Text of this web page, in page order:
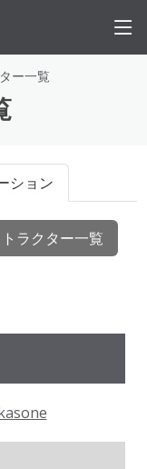
ー一覧
ション
ラクター一覧